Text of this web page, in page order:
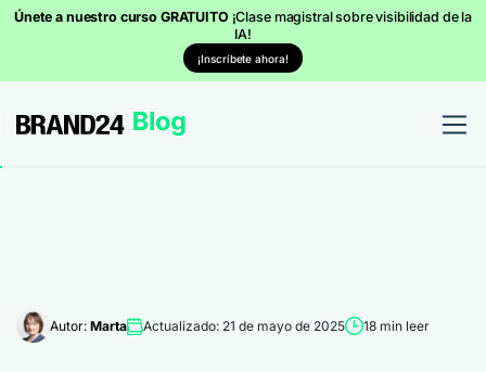
Únete a nuestro curso GRATUITO ¡Clase magistral sobre visibilidad de la
IA!
¡Inscríbete ahora!
Autor: Marta Actualizado: 21 de mayo de 2025 18 min leer